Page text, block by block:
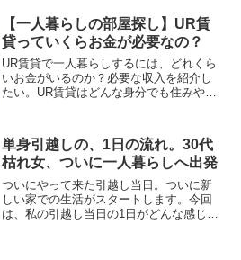
ください。初期費用、最初...
【一人暮らしの部屋探し】UR賃
貸っていくらお金が必要なの？
UR賃貸で一人暮らしするには、どれくら
いお金がいるのか？必要な収入を紹介し
たい。UR賃貸はどんな身分でも住みやす
程度の定収と貯金があればクリアはしや
すい。とくに貯金額が...
単身引越しの、1日の流れ。30代
枯れ女、ついに一人暮らしへ出発
ついにやって来た引越し当日。ついに新
しい家での生活がスタートします。今回
は、私の引越し当日の1日がどんな感じだ